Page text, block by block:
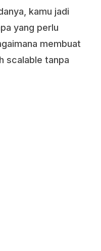
kamu jadi
yang perlu
membuat
scalable tanpa